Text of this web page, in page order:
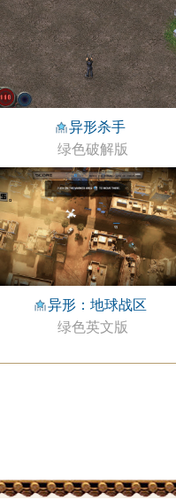
异形杀手
绿色破解版
异形：地球战区
绿色英文版